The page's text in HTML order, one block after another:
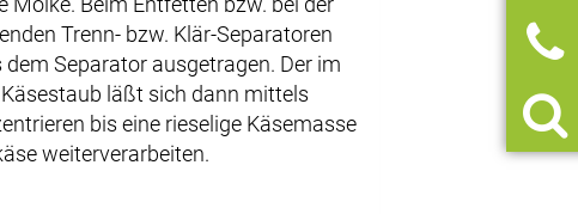
Trenn- bzw. Klär-Separatoren
Separator ausgetragen. Der im
läßt sich dann mittels
bis eine rieselige Käsemasse
weiterverarbeiten.